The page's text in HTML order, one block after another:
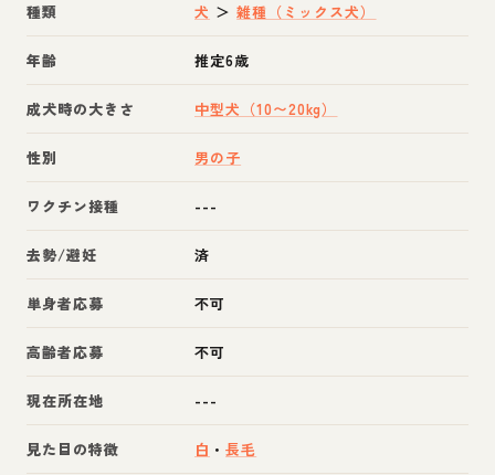
種類 犬 ＞雑種（ミックス犬）
年齢 推定6歳
成犬時の大きさ 中型犬（10〜20kg）
性別 男の子
ワクチン接種 ---
去勢/避妊 済
単身者応募 不可
高齢者応募 不可
現在所在地 ---
見た目の特徴 白 ・長毛